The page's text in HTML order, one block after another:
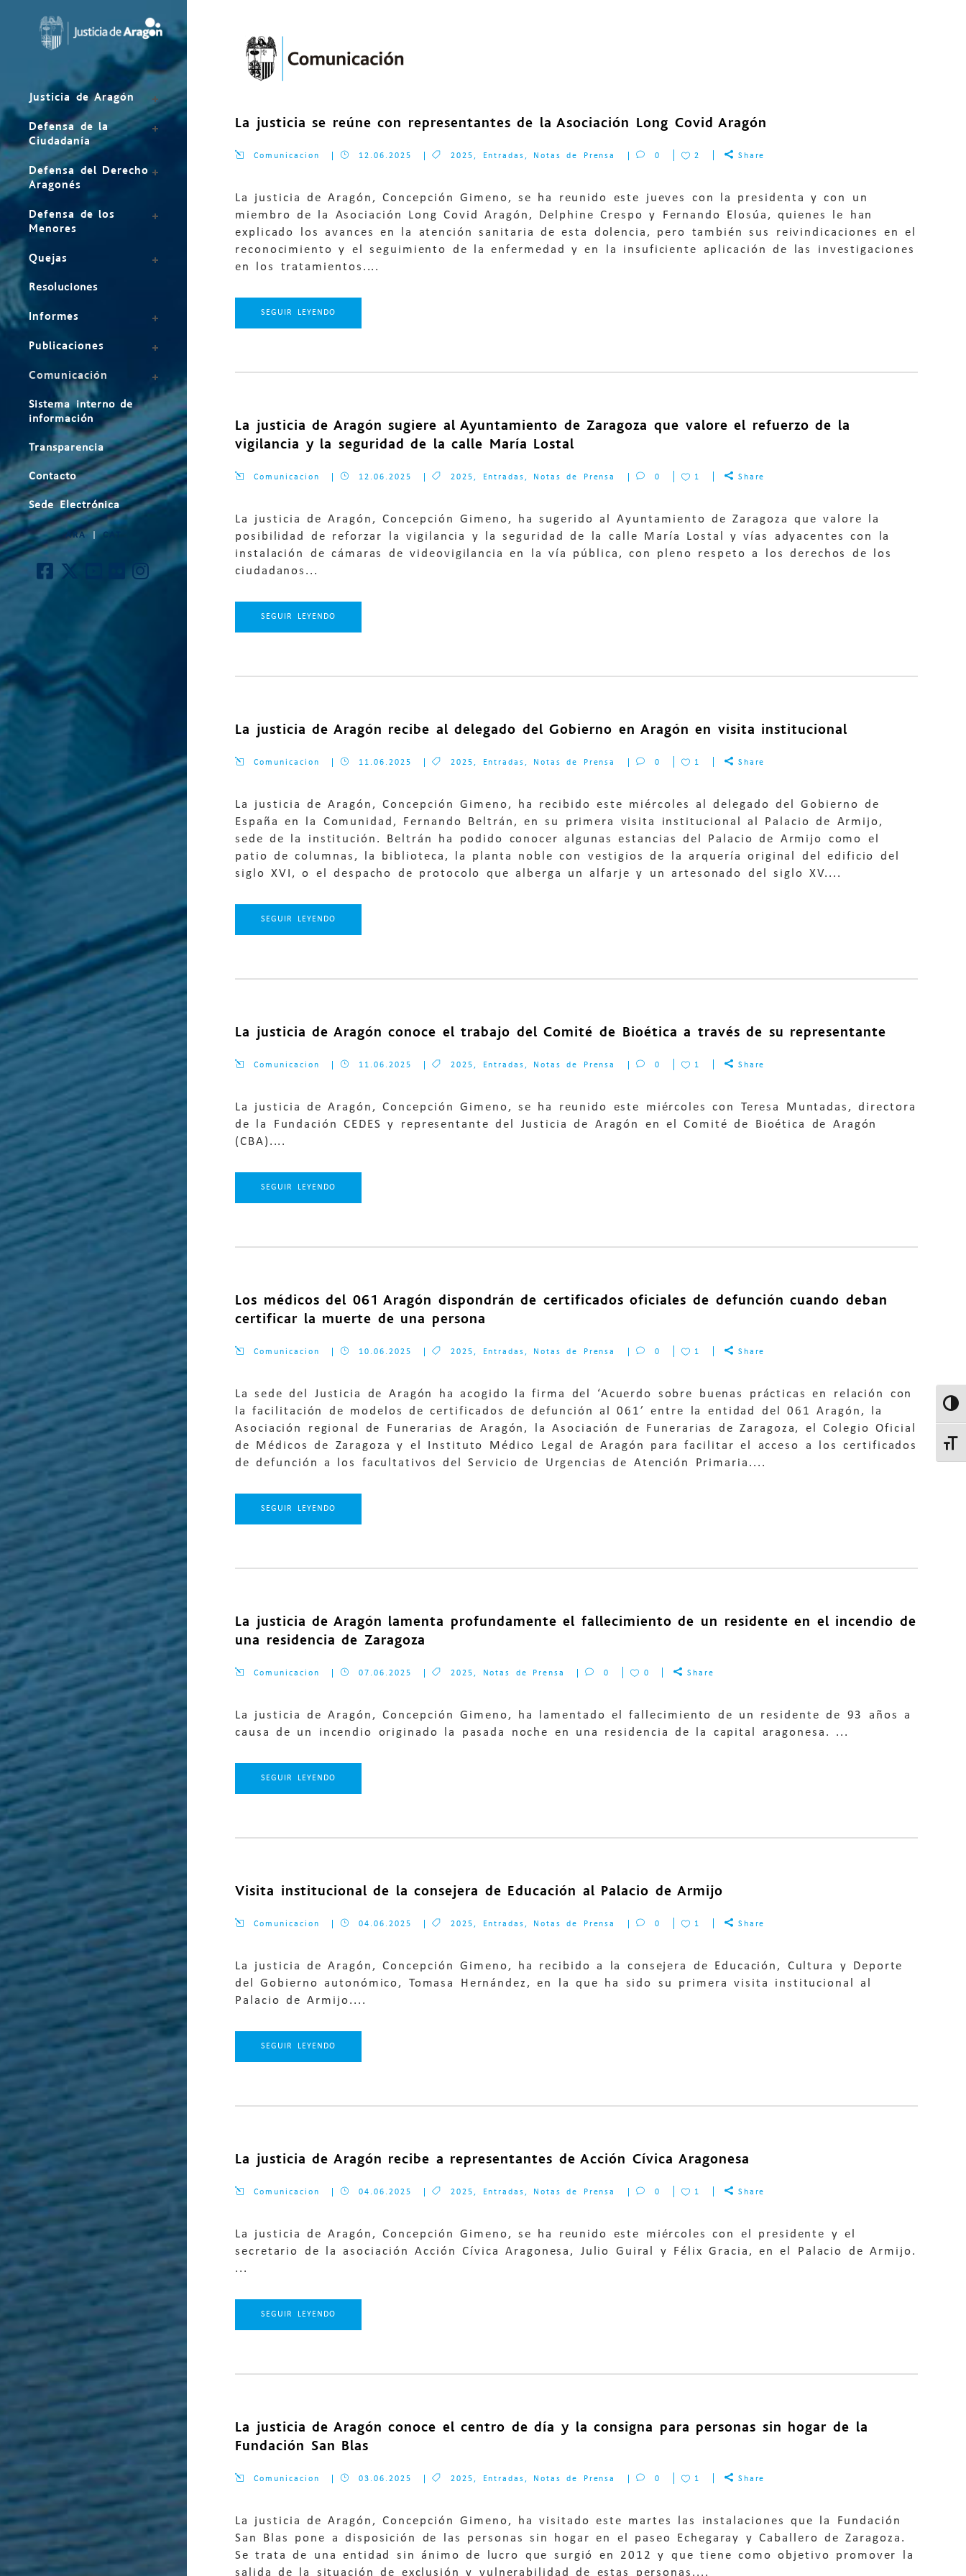
Justicia de Aragón
Defensa de la
Ciudadanía
Defensa del Derecho
Aragonés
Defensa de los
Menores
Quejas
Resoluciones
Informes
Publicaciones
Comunicación
Sistema interno de
información
Transparencia
Contacto
Sede Electrónica
ARA|CAT
La justicia se reúne con representantes de la Asociación Long Covid Aragón
Comunicacion 12.06.2025 2025 , Entradas , Notas de Prensa 0 2 Share
La justicia de Aragón, Concepción Gimeno, se ha reunido este jueves con la presidenta y con un
miembro de la Asociación Long Covid Aragón, Delphine Crespo y Fernando Elosúa, quienes le han
explicado los avances en la atención sanitaria de esta dolencia, pero también sus reivindicaciones en el
reconocimiento y el seguimiento de la enfermedad y en la insuficiente aplicación de las investigaciones
en los tratamientos....
SEGUIR LEYENDO
La justicia de Aragón sugiere al Ayuntamiento de Zaragoza que valore el refuerzo de la
vigilancia y la seguridad de la calle María Lostal
Comunicacion 12.06.2025 2025 , Entradas , Notas de Prensa 0 1 Share
La justicia de Aragón, Concepción Gimeno, ha sugerido al Ayuntamiento de Zaragoza que valore la
posibilidad de reforzar la vigilancia y la seguridad de la calle María Lostal y vías adyacentes con la
instalación de cámaras de videovigilancia en la vía pública, con pleno respeto a los derechos de los
ciudadanos...
SEGUIR LEYENDO
La justicia de Aragón recibe al delegado del Gobierno en Aragón en visita institucional
Comunicacion 11.06.2025 2025 , Entradas , Notas de Prensa 0 1 Share
La justicia de Aragón, Concepción Gimeno, ha recibido este miércoles al delegado del Gobierno de
España en la Comunidad, Fernando Beltrán, en su primera visita institucional al Palacio de Armijo,
sede de la institución. Beltrán ha podido conocer algunas estancias del Palacio de Armijo como el
patio de columnas, la biblioteca, la planta noble con vestigios de la arquería original del edificio del
siglo XVI, o el despacho de protocolo que alberga un alfarje y un artesonado del siglo XV....
SEGUIR LEYENDO
La justicia de Aragón conoce el trabajo del Comité de Bioética a través de su representante
Comunicacion 11.06.2025 2025 , Entradas , Notas de Prensa 0 1 Share
La justicia de Aragón, Concepción Gimeno, se ha reunido este miércoles con Teresa Muntadas, directora
de la Fundación CEDES y representante del Justicia de Aragón en el Comité de Bioética de Aragón
(CBA)....
SEGUIR LEYENDO
Los médicos del 061 Aragón dispondrán de certificados oficiales de defunción cuando deban
certificar la muerte de una persona
Comunicacion 10.06.2025 2025 , Entradas , Notas de Prensa 0 1 Share
La sede del Justicia de Aragón ha acogido la firma del ‘Acuerdo sobre buenas prácticas en relación con
la facilitación de modelos de certificados de defunción al 061’ entre la entidad del 061 Aragón, la
Asociación regional de Funerarias de Aragón, la Asociación de Funerarias de Zaragoza, el Colegio Oficial
de Médicos de Zaragoza y el Instituto Médico Legal de Aragón para facilitar el acceso a los certificados
de defunción a los facultativos del Servicio de Urgencias de Atención Primaria....
SEGUIR LEYENDO
La justicia de Aragón lamenta profundamente el fallecimiento de un residente en el incendio de
una residencia de Zaragoza
Comunicacion 07.06.2025 2025 , Notas de Prensa 0 0 Share
La justicia de Aragón, Concepción Gimeno, ha lamentado el fallecimiento de un residente de 93 años a
causa de un incendio originado la pasada noche en una residencia de la capital aragonesa. ...
SEGUIR LEYENDO
Visita institucional de la consejera de Educación al Palacio de Armijo
Comunicacion 04.06.2025 2025 , Entradas , Notas de Prensa 0 1 Share
La justicia de Aragón, Concepción Gimeno, ha recibido a la consejera de Educación, Cultura y Deporte
del Gobierno autonómico, Tomasa Hernández, en la que ha sido su primera visita institucional al
Palacio de Armijo....
SEGUIR LEYENDO
La justicia de Aragón recibe a representantes de Acción Cívica Aragonesa
Comunicacion 04.06.2025 2025 , Entradas , Notas de Prensa 0 1 Share
La justicia de Aragón, Concepción Gimeno, se ha reunido este miércoles con el presidente y el
secretario de la asociación Acción Cívica Aragonesa, Julio Guiral y Félix Gracia, en el Palacio de Armijo.
...
SEGUIR LEYENDO
La justicia de Aragón conoce el centro de día y la consigna para personas sin hogar de la
Fundación San Blas
Comunicacion 03.06.2025 2025 , Entradas , Notas de Prensa 0 1 Share
La justicia de Aragón, Concepción Gimeno, ha visitado este martes las instalaciones que la Fundación
San Blas pone a disposición de las personas sin hogar en el paseo Echegaray y Caballero de Zaragoza.
Se trata de una entidad sin ánimo de lucro que surgió en 2012 y que tiene como objetivo promover la
salida de la situación de exclusión y vulnerabilidad de estas personas....